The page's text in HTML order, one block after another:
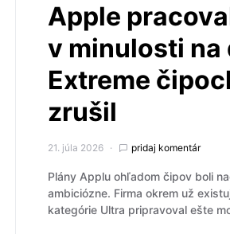
Apple
v minulosti na
Extreme
zrušil
21. júla 2026 pridaj komentár
Plány Applu ohľadom čipov boli
ambiciózne. Firma okrem už
kategórie Ultra pripravoval ešte